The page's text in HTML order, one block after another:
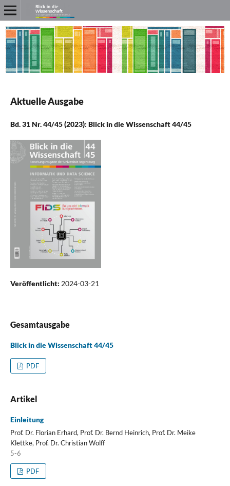
Aktuelle Ausgabe
Bd. 31 Nr. 44/45 (2023): Blick in die Wissenschaft 44/45
Veröffentlicht: 2024-03-21
Gesamtausgabe
Blick in die Wissenschaft 44/45
PDF
Artikel
Einleitung
Prof. Dr. Florian Erhard, Prof. Dr. Bernd Heinrich, Prof. Dr. Meike
Klettke, Prof. Dr. Christian Wolff
5-6
PDF